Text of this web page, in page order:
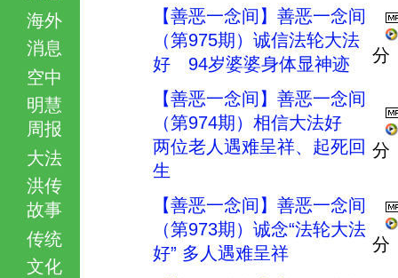
海外
消息
空中
明慧
周报
大法
洪传
故事
传统
文化
【善恶一念间】善恶一念间
（第975期）诚信法轮大法
好 94岁婆婆身体显神迹
分
【善恶一念间】善恶一念间
（第974期）相信大法好
两位老人遇难呈祥、起死回
生
分
【善恶一念间】善恶一念间
（第973期）诚念“法轮大法
好” 多人遇难呈祥
分